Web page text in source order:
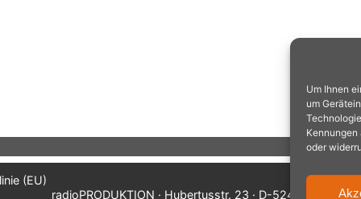
Um Ihnen
um
Kennungen
oder
(EU)
radioPRODUKTION · Hubertusstr. 23 · D-52477